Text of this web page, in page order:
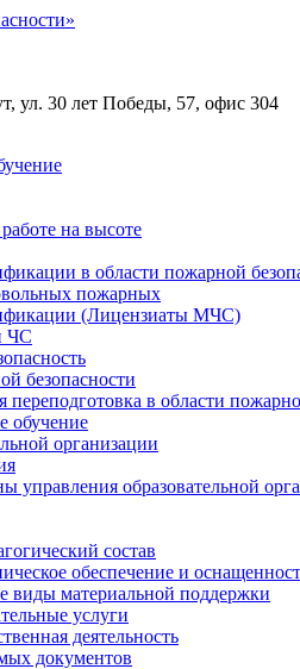
ул. 30 лет Победы, 57, офис 304
на высоте
в области пожарной
пожарных
(Лицензиаты МЧС)
ЧС
безопасности
переподготовка в области
обучение
организации
управления образовательной
состав
обеспечение и
виды материальной поддержки
услуги
деятельность
документов